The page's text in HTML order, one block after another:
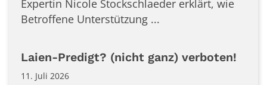
Expertin Nicole Stockschlaeder erklärt, wie
Betroffene Unterstützung ...
Laien-Predigt? (nicht ganz) verboten!
11. Juli 2026